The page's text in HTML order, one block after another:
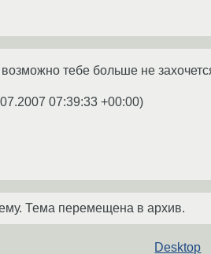
тебе больше не
07:39:33 +00:00)
Тема перемещена в архив.
Desktop